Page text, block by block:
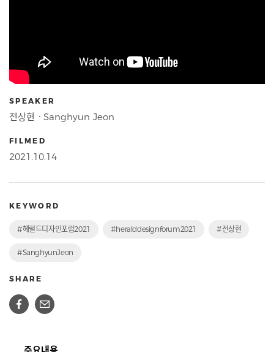
SPEAKER
전상현ㆍSanghyun Jeon
FILMED
2021.10.14
KEYWORD
#헤럴드디자인포럼2021 #heralddesignforum2021 #전상현
#SanghyunJeon
SHARE